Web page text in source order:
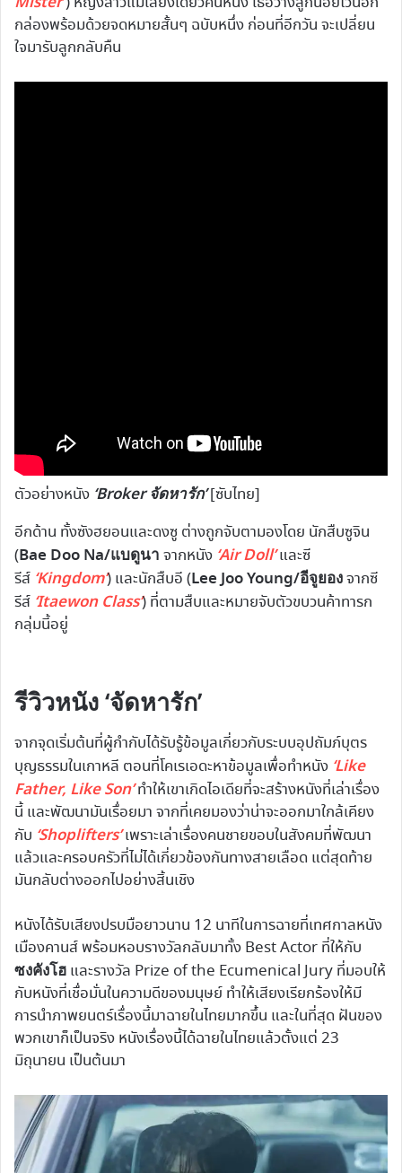
กล่องพร้อมด้วยจดหมายสั้นๆ ฉบับหนึ่ง ก่อนที่อีกวัน จะเปลี่ยน
ใจมารับลูกกลับคืน
ตัวอย่างหนัง ‘Broker จัดหารัก’[ซับไทย]
อีกด้าน ทั้งซังฮยอนและดงซู ต่างถูกจับตามองโดย นักสืบซูจิน
(Bae Doo Na/แบดูนา จากหนัง ‘Air Doll’และซี
รีส์ ‘Kingdom’) และนักสืบอี (Lee Joo Young/อีจูยองจากซี
รีส์ ‘Itaewon Class’) ที่ตามสืบและหมายจับตัวขบวนค้าทารก
กลุ่มนี้อยู่
รีวิวหนัง ‘จัดหารัก’
จากจุดเริ่มต้นที่ผู้กำกับได้รับรู้ข้อมูลเกี่ยวกับระบบอุปถัมภ์บุตร
บุญธรรมในเกาหลี ตอนที่โคเรเอดะหาข้อมูลเพื่อทำหนัง ‘Like
Father, Like Son’ทำให้เขาเกิดไอเดียที่จะสร้างหนังที่เล่าเรื่อง
นี้ และพัฒนามันเรื่อยมา จากที่เคยมองว่าน่าจะออกมาใกล้เคียง
กับ ‘Shoplifters’เพราะเล่าเรื่องคนชายขอบในสังคมที่พัฒนา
แล้วและครอบครัวที่ไม่ได้เกี่ยวข้องกันทางสายเลือด แต่สุดท้าย
มันกลับต่างออกไปอย่างสิ้นเชิง
หนังได้รับเสียงปรบมือยาวนาน 12 นาทีในการฉายที่เทศกาลหนัง
เมืองคานส์ พร้อมหอบรางวัลกลับมาทั้ง Best Actor ที่ให้กับ
ซงคังโฮ และรางวัล Prize of the Ecumenical Jury ที่มอบให้
กับหนังที่เชื่อมั่นในความดีของมนุษย์ ทำให้เสียงเรียกร้องให้มี
การนำภาพยนตร์เรื่องนี้มาฉายในไทยมากขึ้น และในที่สุด ฝันของ
พวกเขาก็เป็นจริง หนังเรื่องนี้ได้ฉายในไทยแล้วตั้งแต่ 23
มิถุนายน เป็นต้นมา